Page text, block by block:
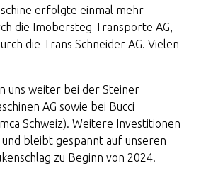
stop
erfolgte einmal mehr
die Imobersteg Transporte AG,
die Trans Schneider AG. Vielen
uns weiter bei der Steiner
AG sowie bei Bucci
Schweiz). Weitere Investitionen
bleibt gespannt auf unseren
zu Beginn von 2024.